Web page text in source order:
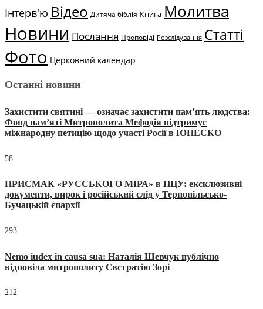
Інтерв'ю Відео Дитяча біблія Книга Молитва
Новини Послання Проповіді Розслідування Статті
Фото Церковний календар
Останні новини
Захистити святині — означає захистити пам’ять людства:
Фонд пам’яті Митрополита Мефодія підтримує
міжнародну петицію щодо участі Росії в ЮНЕСКО
58
ПРИСМАК «РУССЬКОГО МІРА» в ПЦУ: ексклюзивні
документи, вирок і російський слід у Тернопільсько-
Бучацькій єпархії
293
Nemo iudex in causa sua: Наталія Шевчук публічно
відповіла митрополиту Євстратію Зорі
212